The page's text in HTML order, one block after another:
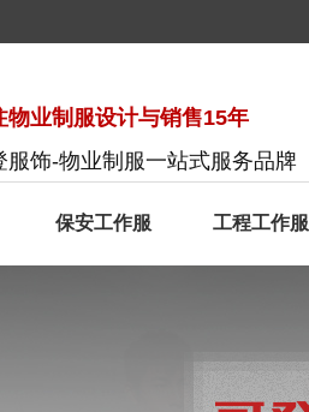
物业制服设计与销售15年
服饰-物业制服一站式服务品牌
保安工作服 工程工作服